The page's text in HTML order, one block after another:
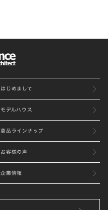
はじめまして
モデルハウス
商品ラインナップ
お客様の声
企業情報